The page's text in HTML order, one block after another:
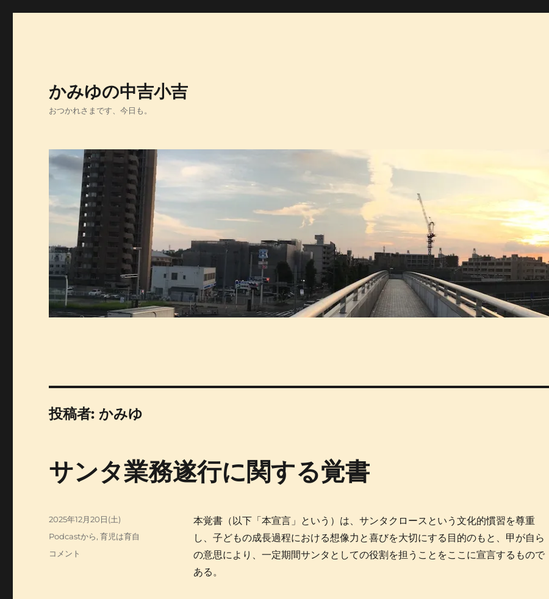
かみゆの中吉小吉
おつかれさまです、今日も。
投稿者:かみゆ
サンタ業務遂行に関する覚書
本覚書（以下「本宣言」という）は、サンタクロースという文化的慣習を尊重
し、子どもの成長過程における想像力と喜びを大切にする目的のもと、甲が自ら
の意思により、一定期間サンタとしての役割を担うことをここに宣言するもので
ある。
投
稿
2025年12月20日(土)
カ
Podcastから,育児は育自
サ
コメント